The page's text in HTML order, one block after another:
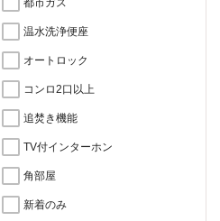
温水洗浄便座
オートロック
コンロ2口以上
追焚き機能
TV付インターホン
角部屋
新着のみ